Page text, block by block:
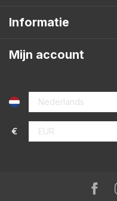
Informatie
Mijn account
€